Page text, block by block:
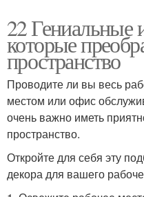
22 Гениальные
которые
пространство
Проводите ли вы весь
местом или офис
очень важно иметь
пространство.
Откройте для себя эту
декора для вашего